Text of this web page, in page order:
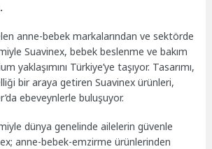
anne-bebek markalarından ve sektörde
Suavinex, bebek beslenme ve bakım
yaklaşımını Türkiye’ye taşıyor. Tasarımı,
bir araya getiren Suavinex ürünleri,
ebeveynlerle buluşuyor.
dünya genelinde ailelerin güvenle
anne-bebek-emzirme ürünlerinden